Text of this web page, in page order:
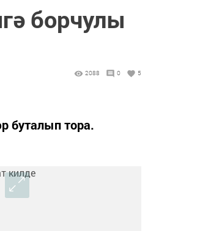
борчулы
2088 0 5
буталып тора.